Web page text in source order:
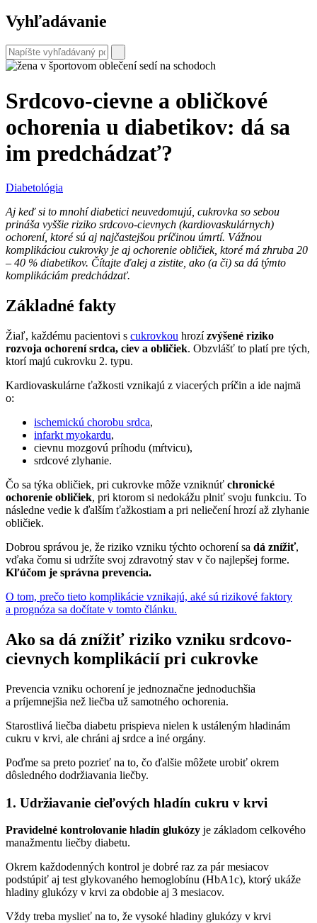
Vyhľadávanie
Srdcovo-cievne a obličkové
ochorenia u diabetikov: dá sa
im predchádzať?
Diabetológia
Aj keď si to mnohí diabetici neuvedomujú, cukrovka so sebou
prináša vyššie riziko srdcovo-cievnych (kardiovaskulárnych)
ochorení, ktoré sú aj najčastejšou príčinou úmrtí. Vážnou
komplikáciou cukrovky je aj ochorenie obličiek, ktoré má zhruba 20
– 40 % diabetikov. Čítajte ďalej a zistite, ako (a či) sa dá týmto
komplikáciám predchádzať.
Základné fakty
Žiaľ, každému pacientovi s cukrovkou hrozízvýšené riziko
rozvoja ochorení srdca, ciev a obličiek. Obzvlášť to platí pre tých,
ktorí majú cukrovku 2. typu.
Kardiovaskulárne ťažkosti vznikajú z viacerých príčin a ide najmä
o:
ischemickú chorobu srdca,
infarkt myokardu,
cievnu mozgovú príhodu (mŕtvicu),
srdcové zlyhanie.
Čo sa týka obličiek, pri cukrovke môže vzniknúť chronické
ochorenie obličiek, pri ktorom si nedokážu plniť svoju funkciu. To
následne vedie k ďalším ťažkostiam a pri neliečení hrozí až zlyhanie
obličiek.
Dobrou správou je, že riziko vzniku týchto ochorení sa dá znížiť,
vďaka čomu si udržíte svoj zdravotný stav v čo najlepšej forme.
Kľúčom je správna prevencia.
O tom, prečo tieto komplikácie vznikajú, aké sú rizikové faktory
a prognóza sa dočítate v tomto článku.
Ako sa dá znížiť riziko vzniku srdcovo-
cievnych komplikácií pri cukrovke
Prevencia vzniku ochorení je jednoznačne jednoduchšia
a príjemnejšia než liečba už samotného ochorenia.
Starostlivá liečba diabetu prispieva nielen k ustáleným hladinám
cukru v krvi, ale chráni aj srdce a iné orgány.
Poďme sa preto pozrieť na to, čo ďalšie môžete urobiť okrem
dôsledného dodržiavania liečby.
1. Udržiavanie cieľových hladín cukru v krvi
Pravidelné kontrolovanie hladín glukózy je základom celkového
manažmentu liečby diabetu.
Okrem každodenných kontrol je dobré raz za pár mesiacov
podstúpiť aj test glykovaného hemoglobínu (HbA1c), ktorý ukáže
hladiny glukózy v krvi za obdobie aj 3 mesiacov.
Vždy treba myslieť na to, že vysoké hladiny glukózy v krvi